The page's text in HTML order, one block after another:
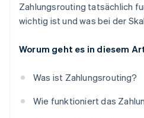
Zahlungsrouting tatsächlich
wichtig ist und was bei der
Worum geht es in diesem
Was ist Zahlungsrouting?
Wie funktioniert das